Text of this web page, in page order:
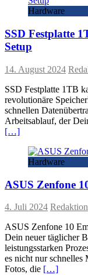
Hardware
SSD Festplatte
Setup
14. August 2024
SSD Festplatte 1TB
revolutionäre
schnellen
Arbeitsablauf, der
[…]
Hardware
ASUS Zenfone
4. Juli 2024 Redaktion
ASUS Zenfone 10
Dein neuer täglicher
leistungsstarken
es nicht nur schnelles
Fotos, die […]